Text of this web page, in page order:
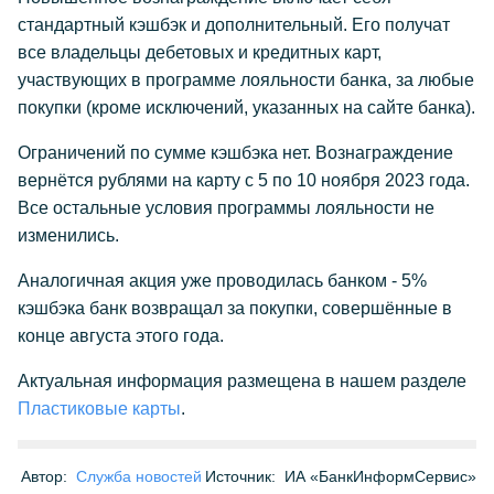
стандартный кэшбэк и дополнительный. Его получат
все владельцы дебетовых и кредитных карт,
участвующих в программе лояльности банка, за любые
покупки (кроме исключений, указанных на сайте банка).
Ограничений по сумме кэшбэка нет. Вознаграждение
вернётся рублями на карту с 5 по 10 ноября 2023 года.
Все остальные условия программы лояльности не
изменились.
Аналогичная акция уже проводилась банком - 5%
кэшбэка банк возвращал за покупки, совершённые в
конце августа этого года.
Актуальная информация размещена в нашем разделе
Пластиковые карты.
Автор: Служба новостей Источник: ИА «БанкИнформСервис»